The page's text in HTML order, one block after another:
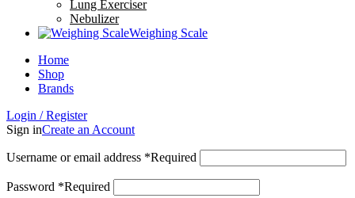
Lung Exerciser
Nebulizer
Weighing Scale
Home
Shop
Brands
Login / Register
Sign inCreate an Account
Username or email address *Required
Password *Required